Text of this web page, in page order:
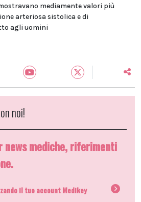
mediamente valori più
arteriosa sistolica e di
agli uomini
noi!
news mediche, riferimenti
il tuo account Medikey